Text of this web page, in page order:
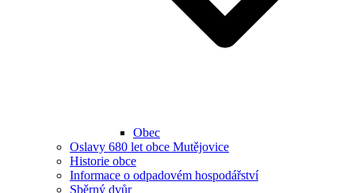
Obec
Oslavy 680 let obce Mutějovice
Historie obce
Informace o odpadovém hospodářství
Sběrný dvůr